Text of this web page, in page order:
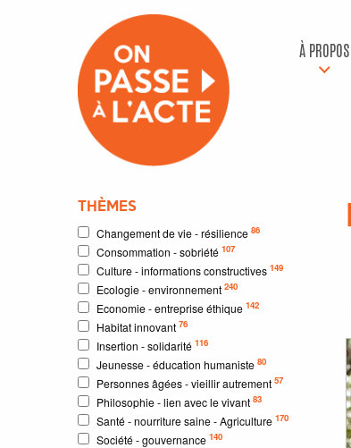
À PROPOS
THÈMES
Changement de vie - résilience 86
Consommation - sobriété 107
Culture - informations constructives 149
Ecologie - environnement 240
Economie - entreprise éthique 142
Habitat innovant 76
Insertion - solidarité 116
Jeunesse - éducation humaniste 80
Personnes âgées - vieillir autrement 57
Philosophie - lien avec le vivant 83
Santé - nourriture saine - Agriculture 170
Société - gouvernance 140